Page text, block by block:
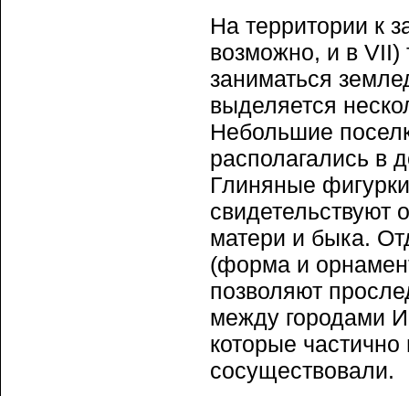
На территории к
возможно, и в VII)
заниматься
выделяется
Небольшие
располагались в
Глиняные
свидетельствуют
матери и быка.
(форма и
позволяют
между городами
которые
сосуществовали.